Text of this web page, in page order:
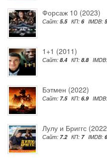
Форсаж 10 (2023)
Сайт: 5.5 КП: 6 IMDB:
1+1 (2011)
Сайт: 8.4 КП: 8.8 IMDB:
Бэтмен (2022)
Сайт: 7.5 КП: 6.9 IMDB:
Лулу и Бриггс
Сайт: 7.2 КП: 7 IMDB: